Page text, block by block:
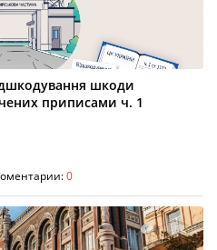
шкоди
приписами ч. 1
0